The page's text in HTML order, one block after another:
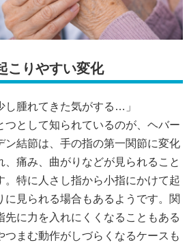
こりやすい変化
し腫れてきた気がする…」
つとして知られているのが、ヘバー
ン結節は、手の指の第一関節に変化
、痛み、曲がりなどが見られること
。特に人さし指から小指にかけて起
に見られる場合もあるようです。関
先に力を入れにくくなることもある
つまむ動作がしづらくなるケースも